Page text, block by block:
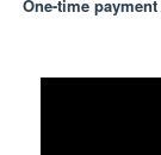
One-time payment